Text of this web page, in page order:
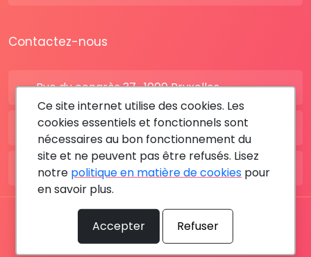
Contactez-nous
Rue du congrès 37 , 1000 Bruxelles
BE: +32 28080227
FR: +33 183642895
Tous les droits sont réservés © 2026 RDV MÉDICAL By
MediaSatCom
Ce site internet utilise des cookies. Les
cookies essentiels et fonctionnels sont
nécessaires au bon fonctionnement du
site et ne peuvent pas être refusés. Lisez
notre politique en matière de cookies pour
en savoir plus.
Accepter Refuser